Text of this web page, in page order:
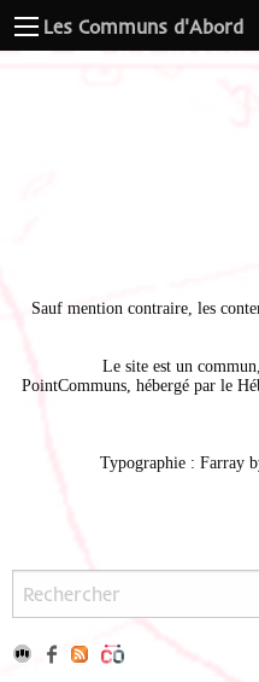
Les Communs d'Abord
Sauf mention contraire, les
Le site est un
PointCommuns , hébergé par le
Typographie : Farray